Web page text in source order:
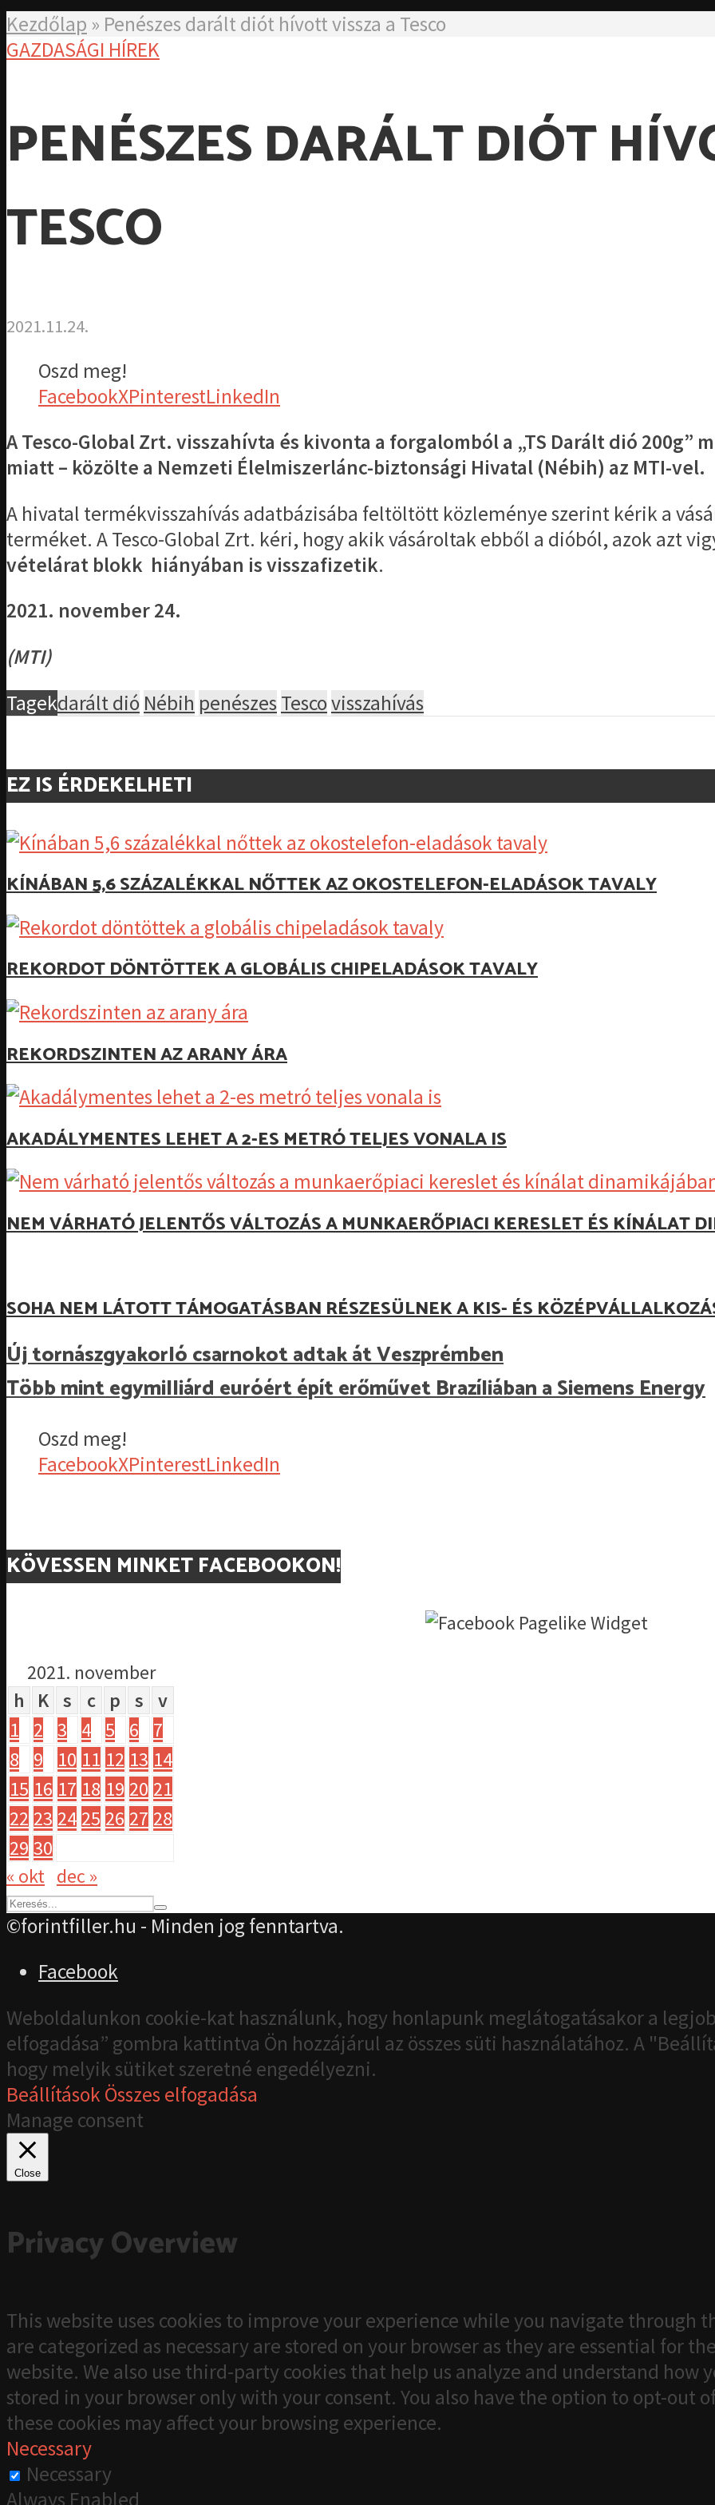
Kezdőlap » Penészes darált diót hívott vissza a Tesco
GAZDASÁGI HÍREK
PENÉSZES DARÁLT DIÓT
TESCO
2021.11.24.
Oszd meg!
FacebookXPinterestLinkedIn
A Tesco-Global Zrt. visszahívta és kivonta a forgalomból a „TS Darált dió 200g”
miatt – közölte a Nemzeti Élelmiszerlánc-biztonsági Hivatal (Nébih) az MTI-vel.
A hivatal termékvisszahívás adatbázisába feltöltött közleménye szerint kérik a
terméket. A Tesco-Global Zrt. kéri, hogy akik vásároltak ebből a dióból, azok azt
vételárat blokk hiányában is visszafizetik.
2021. november 24.
(MTI)
Tagekdarált dió Nébih penészes Tescovisszahívás
EZ IS ÉRDEKELHETI
KÍNÁBAN 5,6 SZÁZALÉKKAL NŐTTEK AZ OKOSTELEFON-ELADÁSOK TAVALY
REKORDOT DÖNTÖTTEK A GLOBÁLIS CHIPELADÁSOK TAVALY
REKORDSZINTEN AZ ARANY ÁRA
AKADÁLYMENTES LEHET A 2-ES METRÓ TELJES VONALA IS
NEM VÁRHATÓ JELENTŐS VÁLTOZÁS A MUNKAERŐPIACI KERESLET ÉS KÍNÁLAT
SOHA NEM LÁTOTT TÁMOGATÁSBAN RÉSZESÜLNEK A KIS- ÉS
Új tornászgyakorló csarnokot adtak át Veszprémben
Több mint egymilliárd euróért épít erőművet Brazíliában a Siemens Energy
Oszd meg!
FacebookXPinterestLinkedIn
KÖVESSEN MINKET FACEBOOKON!
2021. november
h
K s c p s
v
1
2 3 4 5 6
7
8
9 10 11 12 13 14
15 16 17 18 19 20 21
22 23 24 25 26 27 28
29 30
« okt dec »
©forintfiller.hu - Minden jog fenntartva.
Facebook
Weboldalunkon cookie-kat használunk, hogy honlapunk meglátogatásakor a
elfogadása” gombra kattintva Ön hozzájárul az összes süti használatához. A
hogy melyik sütiket szeretné engedélyezni.
BeállításokÖsszes elfogadása
Manage consent
Close
Privacy Overview
This website uses cookies to improve your experience while you navigate through
are categorized as necessary are stored on your browser as they are essential for
website. We also use third-party cookies that help us analyze and understand how
stored in your browser only with your consent. You also have the option to opt-out
these cookies may affect your browsing experience.
Necessary
Necessary
Always Enabled